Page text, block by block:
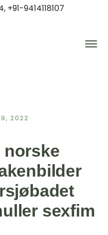
9414118107
2022
norske
sexfim